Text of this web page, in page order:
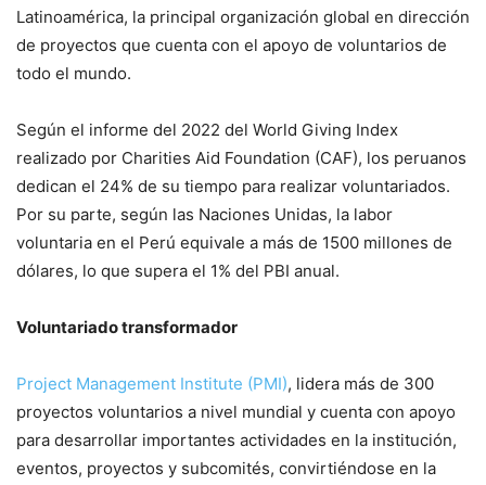
Latinoamérica, la principal organización global en dirección
de proyectos que cuenta con el apoyo de voluntarios de
todo el mundo.
Según el informe del 2022 del World Giving Index
realizado por Charities Aid Foundation (CAF), los peruanos
dedican el 24% de su tiempo para realizar voluntariados.
Por su parte, según las Naciones Unidas, la labor
voluntaria en el Perú equivale a más de 1500 millones de
dólares, lo que supera el 1% del PBI anual.
Voluntariado transformador
Project Management Institute (PMI), lidera más de 300
proyectos voluntarios a nivel mundial y cuenta con apoyo
para desarrollar importantes actividades en la institución,
eventos, proyectos y subcomités, convirtiéndose en la